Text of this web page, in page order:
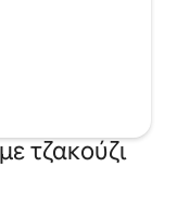
τζακούζι